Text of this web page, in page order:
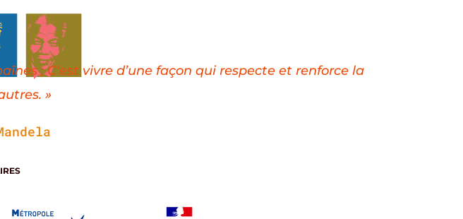
; C’est vivre d’une façon qui respecte et renforce la
»